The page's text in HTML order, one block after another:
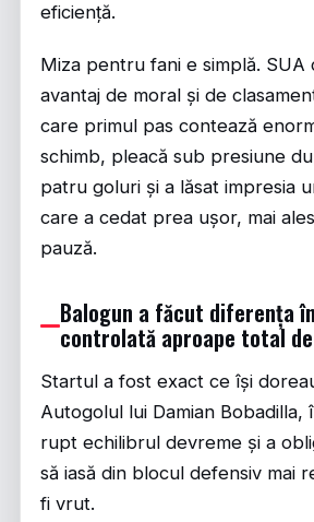
eficiență.
Miza pentru fani e simplă. SUA
avantaj de moral și de
care primul pas contează
schimb, pleacă sub presiune
patru goluri și a lăsat impresia
care a cedat prea ușor, mai
pauză.
Balogun a făcut diferența
controlată aproape total
Startul a fost exact ce își
Autogolul lui Damian Bobadilla,
rupt echilibrul devreme și a
să iasă din blocul defensiv mai
fi vrut.